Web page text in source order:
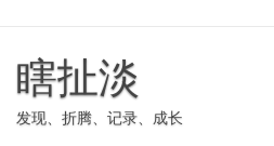
content
瞎扯淡
发现、折腾、记录、成长